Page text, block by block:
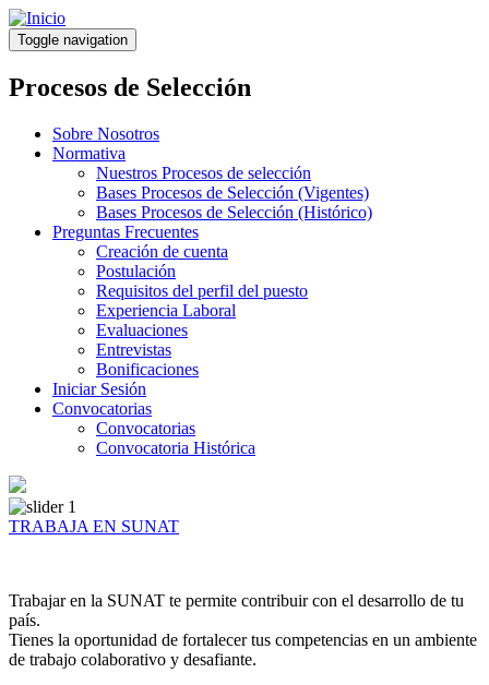
Pasar
al
contenido
principal
Toggle navigation
Procesos de Selección
Sobre Nosotros
Normativa
Nuestros Procesos de selección
Bases Procesos de Selección (Vigentes)
Bases Procesos de Selección (Histórico)
Preguntas Frecuentes
Creación de cuenta
Postulación
Requisitos del perfil del puesto
Experiencia Laboral
Evaluaciones
Entrevistas
Bonificaciones
Iniciar Sesión
Convocatorias
Convocatorias
Convocatoria Histórica
TRABAJA EN SUNAT
Trabajar en la SUNAT te permite contribuir con el desarrollo de tu
país.
Tienes la oportunidad de fortalecer tus competencias en un ambiente
de trabajo colaborativo y desafiante.